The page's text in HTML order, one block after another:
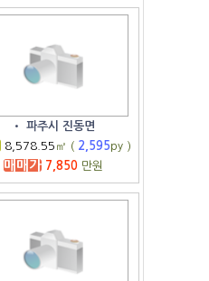
•파주시 진동면
8,578.55 ㎡ ( 2,595py )
매매가 7,850만원